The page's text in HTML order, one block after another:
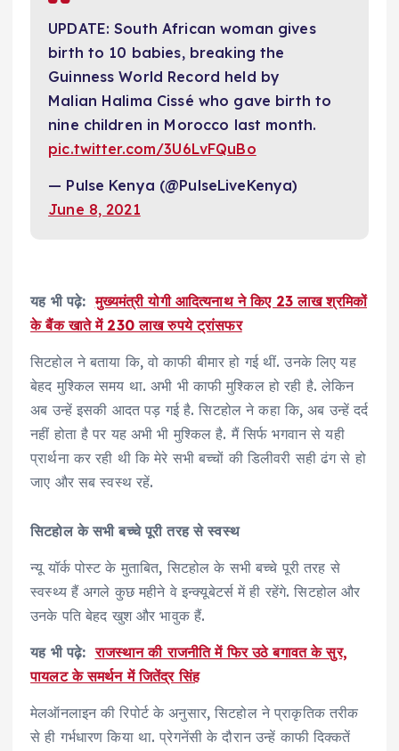
UPDATE: South African woman gives
birth to 10 babies, breaking the
Guinness World Record held by
Malian Halima Cissé who gave birth to
nine children in Morocco last month.
pic.twitter.com/3U6LvFQuBo
— Pulse Kenya (@PulseLiveKenya)
June 8, 2021
यह भी पढ़े:मुख्यमंत्री योगी आदित्यनाथ ने किए 23 लाख श्रमिकों
के बैंक खाते में 230 लाख रुपये ट्रांसफर
सिटहोल ने बताया कि, वो काफी बीमार हो गई थीं. उनके लिए यह
बेहद मुश्किल समय था. अभी भी काफी मुश्किल हो रही है. लेकिन
अब उन्हें इसकी आदत पड़ गई है. सिटहोल ने कहा कि, अब उन्हें दर्द
नहीं होता है पर यह अभी भी मुश्किल है. मैं सिर्फ भगवान से यही
प्रार्थना कर रही थी कि मेरे सभी बच्चों की डिलीवरी सही ढंग से हो
जाए और सब स्वस्थ रहें.
सिटहोल के सभी बच्चे पूरी तरह से स्वस्थ
न्यू यॉर्क पोस्ट के मुताबित, सिटहोल के सभी बच्चे पूरी तरह से
स्वस्थ्य हैं अगले कुछ महीने वे इन्क्यूबेटर्स में ही रहेंगे. सिटहोल और
उनके पति बेहद खुश और भावुक हैं.
यह भी पढ़े:राजस्थान की राजनीति में फिर उठे बगावत के सुर,
पायलट के समर्थन में जितेंद्र सिंह
मेलऑनलाइन की रिपोर्ट के अनुसार, सिटहोल ने प्राकृतिक तरीक
से ही गर्भधारण किया था. प्रेगनेंसी के दौरान उन्हें काफी दिक्कतें